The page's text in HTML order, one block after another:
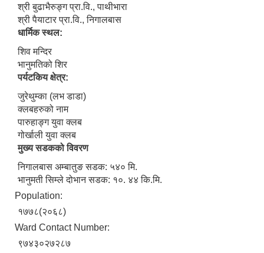
श्री बुढाभैरुङ्ग प्रा.वि., पाथीभारा
श्री पैयाटार प्रा.वि., निगालबास
धार्मिक स्थल:
शिव मन्दिर
भानुमतिको शिर
पर्यटकिय क्षेत्र:
जुरेथुम्का (लभ डाडा)
क्लबहरुको नाम
पारुहाङ्ग युवा क्लब
गोर्खाली युवा क्लब
मुख्य सडकको विवरण
निगालबास अम्बातुङ सडक: ५४० मि.
भानुमती सिम्ले दोभान सडक: १०. ४४ कि.मि.
Population:
१७७८(२०६८)
Ward Contact Number:
९७४३०२७२८७